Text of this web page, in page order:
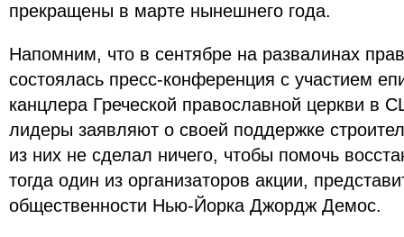
прекращены в марте нынешнего года.
Напомним, что в сентябре на развалинах
состоялась пресс-конференция с участием
канцлера Греческой православной церкви в
лидеры заявляют о своей поддержке
из них не сделал ничего, чтобы помочь
тогда один из организаторов акции,
общественности Нью-Йорка Джордж Демос.